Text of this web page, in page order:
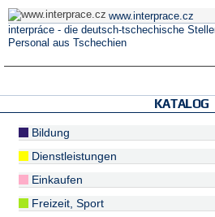
www.interprace.cz
interpráce - die deutsch-tschechische
Personal aus Tschechien
KATALOG
Bildung
Dienstleistungen
Einkaufen
Freizeit, Sport